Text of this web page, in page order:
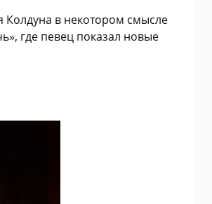
Колдуна в некотором смысле
где певец показал новые